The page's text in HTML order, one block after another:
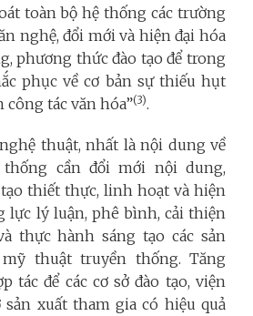
toàn bộ hệ thống các trường
nghệ, đổi mới và hiện đại hóa
phương thức đào tạo để trong
phục về cơ bản sự thiếu hụt
công tác văn hóa”(3).
thuật, nhất là nội dung về
cần đổi mới nội dung,
thiết thực, linh hoạt và hiện
lực lý luận, phê bình, cải thiện
thực hành sáng tạo các sản
thuật truyền thống. Tăng
tác để các cơ sở đào tạo, viện
xuất tham gia có hiệu quả